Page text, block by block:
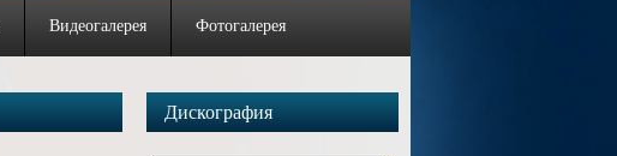
Видеогалерея Фотогалерея
Дискография